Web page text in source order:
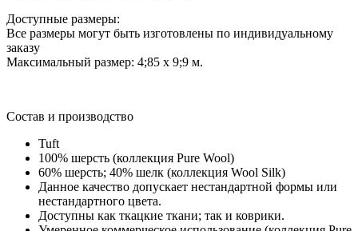
Доступные размеры:
Все размеры могут быть изготовлены по индивидуальному
заказу
Максимальный размер: 4;85 х 9;9 м.
Состав и производство
Tuft
100% шерсть (коллекция Pure Wool)
60% шерсть; 40% шелк (коллекция Wool Silk)
Данное качество допускает нестандартной формы или
нестандартного цвета.
Доступны как ткацкие ткани; так и коврики.